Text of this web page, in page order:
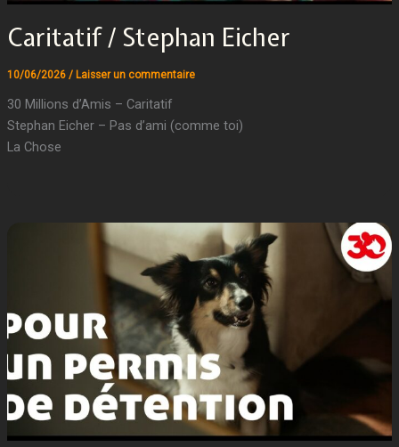
Caritatif / Stephan Eicher
10/06/2026 / Laisser un commentaire
30 Millions d’Amis – Caritatif
Stephan Eicher – Pas d’ami (comme toi)
La Chose